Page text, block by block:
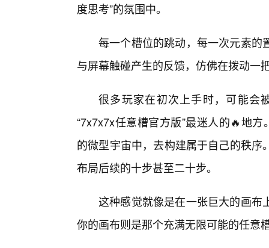
度思考”的氛围中。
每一个槽位的跳动，每一次元素的
与屏幕触碰产生的反馈，仿佛在拨动一
很多玩家在初次上手时，可能会
“7x7x7x任意槽官方版”最迷人的🔥地
的微型宇宙中，去构建属于自己的秩
布局后续的十步甚至二十步。
这种感觉就像是在一张巨大的画布
你的画布则是那个充满无限可能的任意